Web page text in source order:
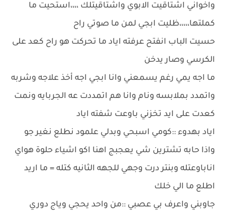
واخواني اشتاقيت الابوي واشتاقيتلك ،،،،استحيت ما
كملتها،،،،،ظليت ابجي لمن ما صوتي راح
حسيت الباب انفتح عرفته اياد ما تحركت هو راح كعد على
الكرسي وصار يدخن
ما اجه يمي رغم يسمعني وانا ابجي اجه أخذ علاجه وشربه
واتمدد بملابسه ونام وانا هم اتمددت عه الجربايه ونمت
كعدت على ايد تخزني باوعت شفته اياد
اياد بهدوء ::كومي اسبحي وبدلي علمود نطلع نغير جو
واذا حابه تشترين شي يعجبج اهنا اكو اشياء حلوة هواي
اناباوعتله وبنتر درت وجهي للجهه الثانيه كتله = ما اريد
اطلع ما الي خلك
جاوبني واعرف بي عصبي ::من واحد يحجي وياج دوري